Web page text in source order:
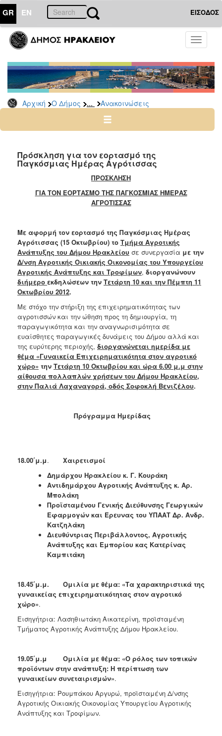
GR EN ΕΙΣΟΔΟΣ
Toggle
Αρχική Ο Δήμος ... Ανακοινώσεις
ΔΗΜΟΣ
Υπηρεσίες
&
Φορείς
Δημοτικές
Υπηρεσίες
Ηλεκτρονική
Διακυβέρνηση
Επιτροπές
Ανακοινώσεις
Προγράμματα
Προσχολική
Αγωγή
Κοιμητήρια
Κέντρο
Οικογένειας
ΤΟΠΟΣ
Πρόσκληση για τον εορτασμό της
Παγκόσμιας Ημέρας Αγρότισσας
ΠΡΟΣΚΛΗΣΗ
ΓΙΑ ΤΟΝ ΕΟΡΤΑΣΜΟ ΤΗΣ ΠΑΓΚΟΣΜΙΑΣ ΗΜΕΡΑΣ
ΑΓΡΟΤΙΣΣΑΣ
Με αφορμή τον εορτασμό της Παγκόσμιας Ημέρας
Αγρότισσας (15 Οκτωβρίου) το Τμήμα Αγροτικής
Ανάπτυξης του Δήμου Ηρακλείου σε συνεργασία με την
Δ/νση Αγροτικής Οικιακής Οικονομίας του Υπουργείου
Αγροτικής Ανάπτυξης και Τροφίμων, διοργανώνουν
διήμερο εκδηλώσεων την Τετάρτη 10 και την Πέμπτη 11
Οκτωβρίου 2012.
Με στόχο την στήριξη της επιχειρηματικότητας των
αγροτισσών και την ώθηση προς τη δημιουργία, τη
παραγωγικότητα και την αναγνωρισιμότητα σε
ευαίσθητες παραγωγικές δυνάμεις του Δήμου αλλά και
της ευρύτερης περιοχής, διοργανώνεται ημερίδα με
θέμα «Γυναικεία Επιχειρηματικότητα στον αγροτικό
χώρο» την Τετάρτη 10 Οκτωβρίου και ώρα 6.00 μ.μ στην
αίθουσα πολλαπλών χρήσεων του Δήμου Ηρακλείου,
στην Παλιά Λαχαναγορά, οδός Σοφοκλή Βενιζέλου.
Πρόγραμμα Ημερίδας
18.00΄μ.μ. Χαιρετισμοί
Δημάρχου Ηρακλείου κ. Γ. Κουράκη
Αντιδημάρχου Αγροτικής Ανάπτυξης κ. Αρ.
Μπολάκη
Προϊσταμένου Γενικής Διεύθυνσης Γεωργικών
Εφαρμογών και Έρευνας του ΥΠΑΑΤ Δρ. Ανδρ.
Κατζηλάκη
Διευθύντριας Περιβάλλοντος, Αγροτικής
Ανάπτυξης και Εμπορίου κας Κατερίνας
Καμπιτάκη
18.45΄μ.μ.
Ομιλία με θέμα: «Τα χαρακτηριστικά της
γυναικείας επιχειρηματικότητας στον αγροτικό
χώρο».
Εισηγήτρια: Λασηθιωτάκη Αικατερίνη, προϊσταμένη
Τμήματος Αγροτικής Ανάπτυξης Δήμου Ηρακλείου.
19.05΄μ.μ
Ομιλία με θέμα: «Ο ρόλος των τοπικών
προϊόντων στην ανάπτυξη: Η περίπτωση των
γυναικείων συνεταιρισμών».
Εισηγήτρια: Ρουμπάκου Αργυρώ, προϊσταμένη Δ/νσης
Αγροτικής Οικιακής Οικονομίας Υπουργείου Αγροτικής
Ανάπτυξης και Τροφίμων.